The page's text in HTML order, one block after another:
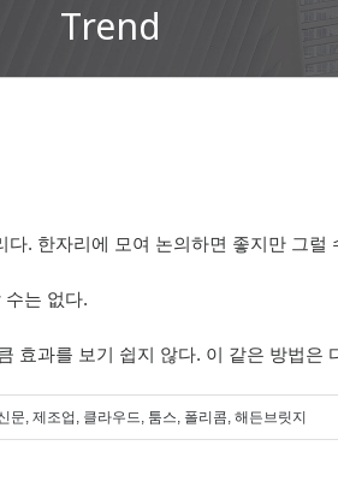
Trend
. 한자리에 모여 논의하면 좋지만 그럴
수는 없다.
효과를 보기 쉽지 않다. 이 같은 방법
문, 제조업 , 클라우드, 툼스, 폴리콤, 해든브릿지